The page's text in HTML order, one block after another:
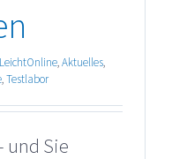
,Aktuelles,
,Testlabor
und Sie